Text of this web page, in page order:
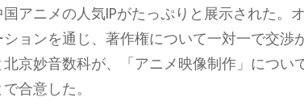
アニメの人気IPがたっぷりと展示された。
ョンを通じ、著作権について一対一で交渉
京妙音数科が、「アニメ映像制作」につい
合意した。